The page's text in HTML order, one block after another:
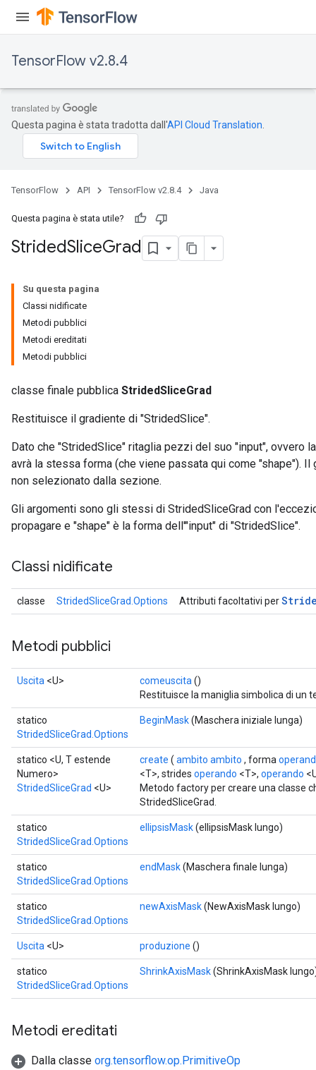
TensorFlow v2.8.4
Questa pagina è stata tradotta dall'API Cloud Translation
TensorFlow API TensorFlow v2.8.4 Java
Questa pagina è stata utile?
StridedSliceGrad
Su questa pagina
Classi nidificate
Metodi pubblici
Metodi ereditati
Metodi pubblici
classe finale pubblica StridedSliceGrad
Restituisce il gradiente di "StridedSlice".
Dato che "StridedSlice" ritaglia pezzi del suo "input", ovvero
avrà la stessa forma (che viene passata qui come "shape").
non selezionato dalla sezione.
Gli argomenti sono gli stessi di StridedSliceGrad con
propagare e "shape" è la forma dell'"input" di "StridedSlice".
Classi nidificate
classe StridedSliceGrad.Options Attributi facoltativi per
Metodi pubblici
Uscita <U> comeuscita ()
Restituisce la maniglia simbolica di un
statico
StridedSliceGrad.Options
BeginMask(Maschera iniziale lunga)
statico <U, T estende
Numero>
StridedSliceGrad <U>
create ( ambito ambito , forma
<T>, strides operando <T>, operando
Metodo factory per creare una classe
StridedSliceGrad.
statico
StridedSliceGrad.Options
ellipsisMask(ellipsisMask lungo)
statico
StridedSliceGrad.Options
endMask(Maschera finale lunga)
statico
StridedSliceGrad.Options
newAxisMask(NewAxisMask lungo)
Uscita <U> produzione ()
statico
StridedSliceGrad.Options
ShrinkAxisMask(ShrinkAxisMask
Metodi ereditati
Dalla classe org.tensorflow.op.PrimitiveOp